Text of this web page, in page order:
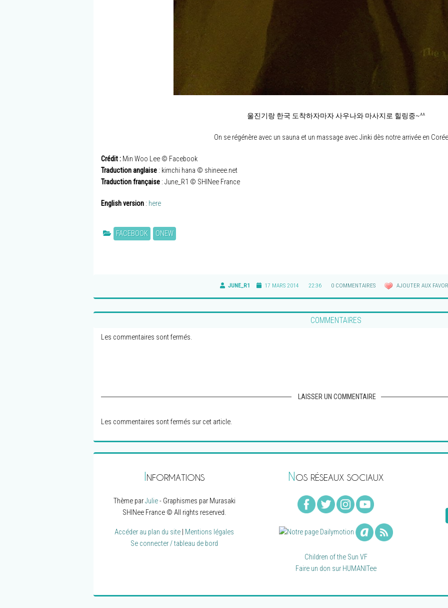
울진기랑 한국 도착하자마자 사우나와 마사지로 힐링중~^^
On se régénère avec un sauna et un massage avec Jinki dès notre arrivée en
Crédit : Min Woo Lee © Facebook
Traduction anglaise : kimchi hana © shineee.net
Traduction française : June_R1 © SHINee France
English version : here
FACEBOOK ONEW
JUNE_R1 17 MARS 2014 22:36 0 COMMENTAIRES AJOUTER AUX
COMMENTAIRES
Les commentaires sont fermés.
LAISSER UN COMMENTAIRE
Les commentaires sont fermés sur cet article.
INFORMATIONS
Thème parJulie- Graphismes par Murasaki
SHINee France © All rights reserved.
Accéder au plan du site Mentions légales
Se connecter / tableau de bord
NOS RÉSEAUX SOCIAUX
Children of the Sun VF
Faire un don sur HUMANITee